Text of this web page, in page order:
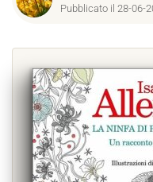
Pubblicato il 28-06-